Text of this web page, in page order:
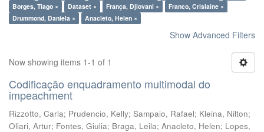
Borges, Tiago ×
Dataset × França, Djiovani ×
Franco, Crislaine ×
Drummond, Daniela ×
Anacleto, Helen ×
Show Advanced Filters
Now showing items 1-1 of 1
Codificação enquadramento multimodal do
impeachment
Rizzotto, Carla; Prudencio, Kelly; Sampaio, Rafael; Kleina, Nilton;
Oliari, Artur; Fontes, Giulia; Braga, Leila; Anacleto, Helen; Lopes,